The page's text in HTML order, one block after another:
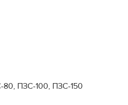
ПЗС-100, ПЗС-150